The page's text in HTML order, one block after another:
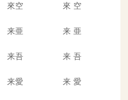
來空 來 空
来亜 来 亜
来吾 来 吾
来愛 来 愛